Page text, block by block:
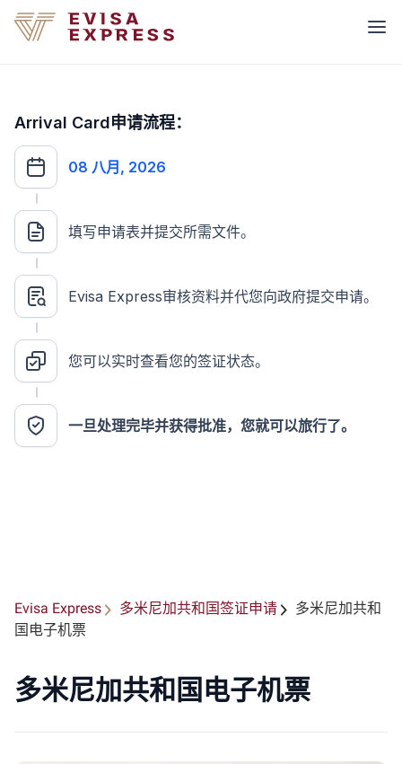
Arrival Card申请流程：
08 八月, 2026
填写申请表并提交所需文件。
Evisa Express审核资料并代您向政府提交申请。
您可以实时查看您的签证状态。
一旦处理完毕并获得批准，您就可以旅行了。
Evisa Express 多米尼加共和国签证申请
多米尼加共和
国电子机票
多米尼加共和国电子机票